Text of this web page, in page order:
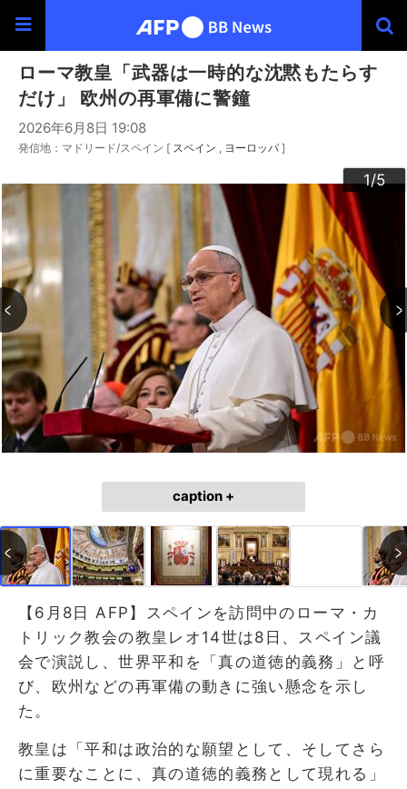
ローマ教皇「武器は一時的な沈黙もたらす
だけ」 欧州の再軍備に警鐘
2026年6月8日 19:08
発信地：マドリード/スペイン [ スペイン ヨーロッパ ]
1/5
2/5
3/5
4/5
5/5
caption +
【6月8日 AFP】スペインを訪問中のローマ・カ
トリック教会の教皇レオ14世は8日、スペイン議
会で演説し、世界平和を「真の道徳的義務」と呼
び、欧州などの再軍備の動きに強い懸念を示し
た。
教皇は「平和は政治的な願望として、そしてさら
に重要なことに、真の道徳的義務として現れる」